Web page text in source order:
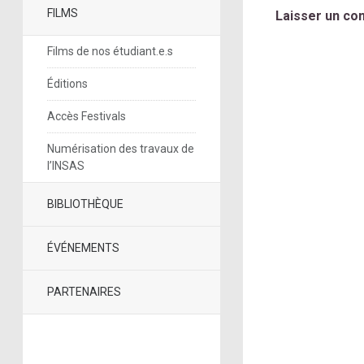
FILMS
Films de nos étudiant.e.s
Éditions
Accès Festivals
Numérisation des travaux de
l’INSAS
BIBLIOTHÈQUE
ÉVÉNEMENTS
PARTENAIRES
Laisser un